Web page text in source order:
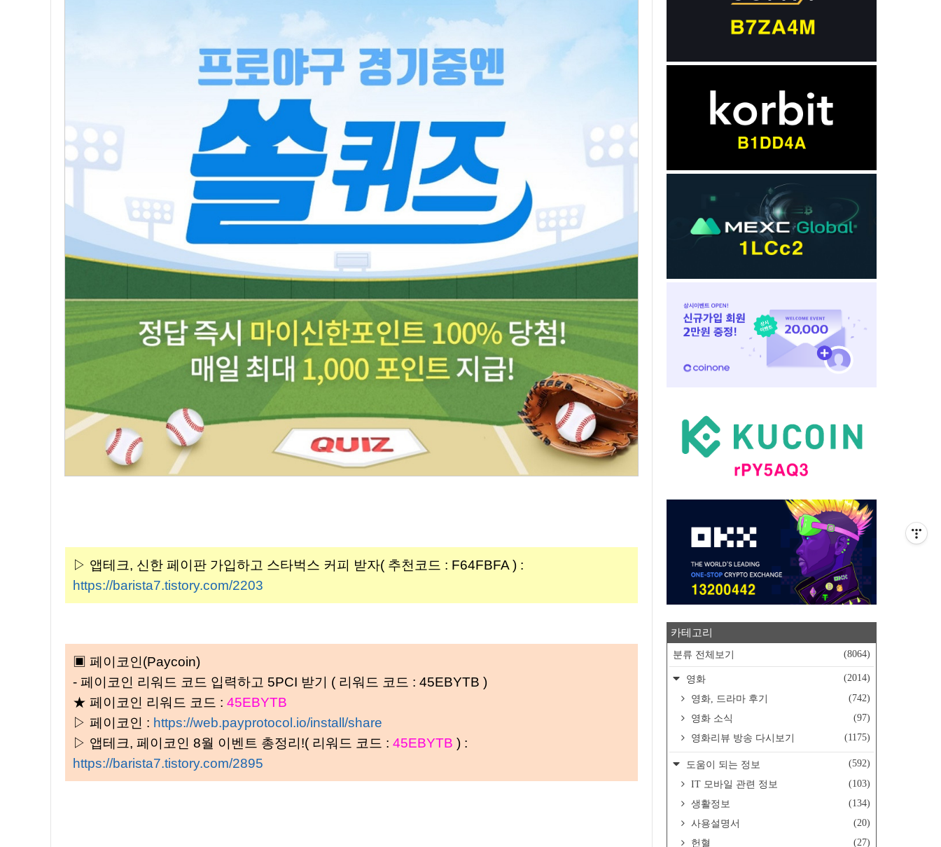
▷ 앱테크, 신한 페이판 가입하고 스타벅스 커피 받자( 추천코드 : F64FBFA ) :
https://barista7.tistory.com/2203
▣ 페이코인(Paycoin)
- 페이코인 리워드 코드 입력하고 5PCI 받기 ( 리워드 코드 : 45EBYTB )
★ 페이코인 리워드 코드 : 45EBYTB
▷ 페이코인 : https://web.payprotocol.io/install/share
▷ 앱테크, 페이코인 8월 이벤트 총정리!( 리워드 코드 : 45EBYTB ) :
https://barista7.tistory.com/2895
카테고리
분류 전체보기 (8064)
영화
(2014)
영화, 드라마 후기
(742)
영화 소식
(97)
영화리뷰 방송 다시보기
(1175)
도움이 되는 정보
(592)
IT 모바일 관련 정보
(103)
생활정보
(134)
사용설명서
(20)
헌혈
(27)